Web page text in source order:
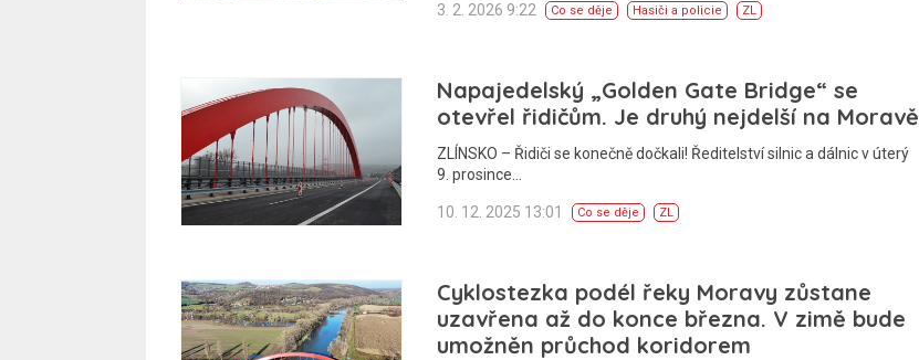
3. 2. 2026 9:22 Co se děje Hasiči a policie ZL
Napajedelský „Golden Gate Bridge“ se
otevřel řidičům. Je druhý nejdelší na Moravě
ZLÍNSKO – Řidiči se konečně dočkali! Ředitelství silnic a dálnic v úterý
9. prosince…
10. 12. 2025 13:01 Co se děje ZL
Cyklostezka podél řeky Moravy zůstane
uzavřena až do konce března. V zimě bude
umožněn průchod koridorem